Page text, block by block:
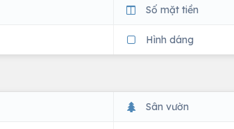
Số mặt tiền
Hình dáng
Sân vườn